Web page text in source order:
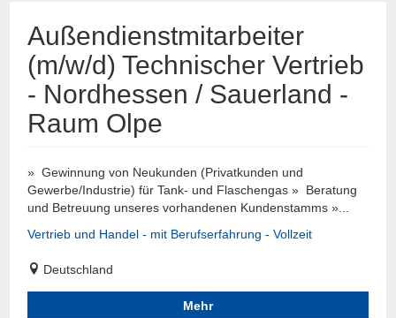
Außendienstmitarbeiter
(m/w/d) Technischer Vertrieb
- Nordhessen / Sauerland -
Raum Olpe
» Gewinnung von Neukunden (Privatkunden und
Gewerbe/Industrie) für Tank- und Flaschengas » Beratung
und Betreuung unseres vorhandenen Kundenstamms »...
Vertrieb und Handel - mit Berufserfahrung - Vollzeit
Deutschland
Mehr